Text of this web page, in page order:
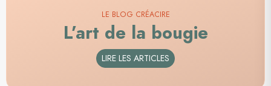
LE BLOG CRÉACIRE
L’art de la bougie
LIRE LES ARTICLES